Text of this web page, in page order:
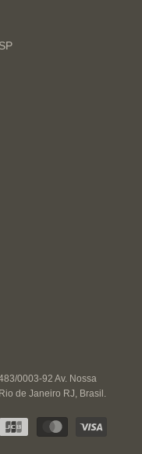
0003-92 Av. Nossa
de Janeiro RJ, Brasil.